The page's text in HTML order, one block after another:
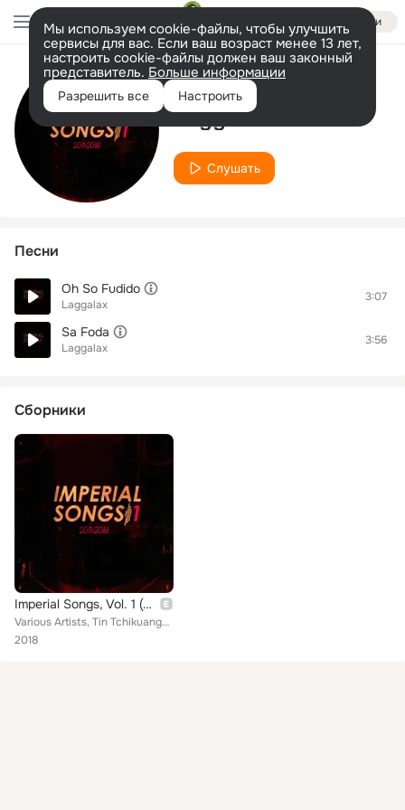
Войти
Мы используем cookie-файлы, чтобы улучшить
сервисы для вас. Если ваш возраст менее 13 лет,
настроить cookie-файлы должен ваш законный
представитель. Больше информации
Разрешить все Настроить
Исполнитель
Laggalax
Слушать
Песни
Oh So Fudido
Laggalax
3:07
Sa Foda
Laggalax
3:56
Сборники
Imperial Songs, Vol. 1 (2011-2018)
Various Artists, Tin Tchikuanga, Raio-X, Poba MC, Conexão Pesada, Foxismo Ismo, Kadaxtrado, Miranda Grua, Coligação Letal, La Te...
2018